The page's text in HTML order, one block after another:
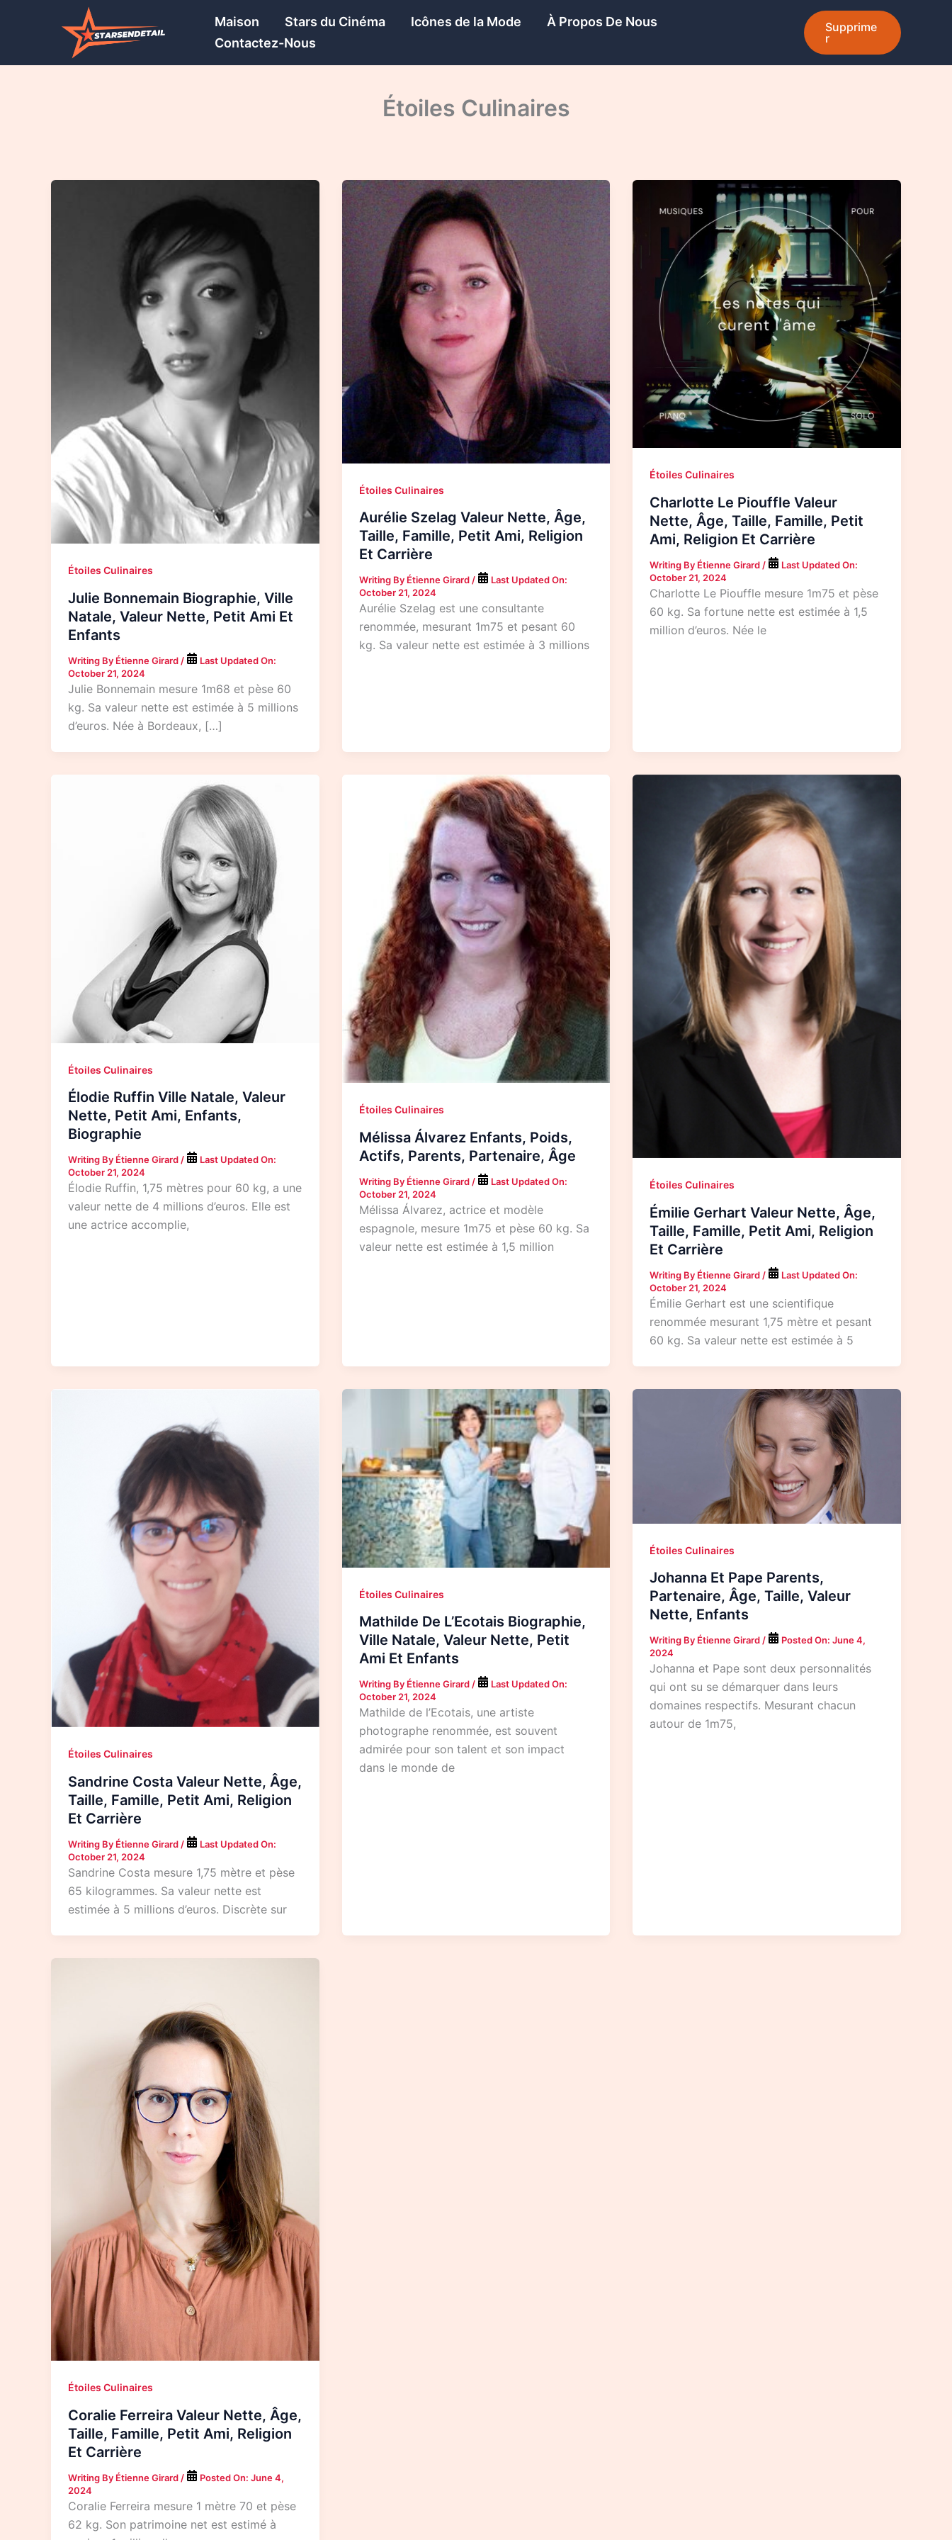
Maison Stars du Cinéma Icônes de la Mode
À Propos De Nous
Contactez-Nous
Supprime
r
Étoiles Culinaires
Étoiles Culinaires
Julie Bonnemain Biographie, Ville
Natale, Valeur Nette, Petit Ami Et
Enfants
Writing By Étienne Girard /
Last Updated On:
October 21, 2024
Julie Bonnemain mesure 1m68 et pèse 60
kg. Sa valeur nette est estimée à 5 millions
d’euros. Née à Bordeaux, […]
Étoiles Culinaires
Aurélie Szelag Valeur Nette, Âge,
Taille, Famille, Petit Ami, Religion
Et Carrière
Writing By Étienne Girard/
Last Updated On:
October 21, 2024
Aurélie Szelag est une consultante
renommée, mesurant 1m75 et pesant 60
kg. Sa valeur nette est estimée à 3 millions
Étoiles Culinaires
Charlotte Le Piouffle Valeur
Nette, Âge, Taille, Famille, Petit
Ami, Religion Et Carrière
Writing By Étienne Girard/
Last Updated On:
October 21, 2024
Charlotte Le Piouffle mesure 1m75 et pèse
60 kg. Sa fortune nette est estimée à 1,5
million d’euros. Née le
Étoiles Culinaires
Élodie Ruffin Ville Natale, Valeur
Nette, Petit Ami, Enfants,
Biographie
Writing By Étienne Girard/
Last Updated On:
October 21, 2024
Élodie Ruffin, 1,75 mètres pour 60 kg, a une
valeur nette de 4 millions d’euros. Elle est
une actrice accomplie,
Étoiles Culinaires
Mélissa Álvarez Enfants, Poids,
Actifs, Parents, Partenaire, Âge
Writing By Étienne Girard /
Last Updated On:
October 21, 2024
Mélissa Álvarez, actrice et modèle
espagnole, mesure 1m75 et pèse 60 kg. Sa
valeur nette est estimée à 1,5 million
Étoiles Culinaires
Émilie Gerhart Valeur Nette, Âge,
Taille, Famille, Petit Ami, Religion
Et Carrière
Writing By Étienne Girard/
Last Updated On:
October 21, 2024
Émilie Gerhart est une scientifique
renommée mesurant 1,75 mètre et pesant
60 kg. Sa valeur nette est estimée à 5
Étoiles Culinaires
Sandrine Costa Valeur Nette, Âge,
Taille, Famille, Petit Ami, Religion
Et Carrière
Writing By Étienne Girard/
Last Updated On:
October 21, 2024
Sandrine Costa mesure 1,75 mètre et pèse
65 kilogrammes. Sa valeur nette est
estimée à 5 millions d’euros. Discrète sur
Étoiles Culinaires
Mathilde De L’Ecotais Biographie,
Ville Natale, Valeur Nette, Petit
Ami Et Enfants
Writing By Étienne Girard/
Last Updated On:
October 21, 2024
Mathilde de l’Ecotais, une artiste
photographe renommée, est souvent
admirée pour son talent et son impact
dans le monde de
Étoiles Culinaires
Johanna Et Pape Parents,
Partenaire, Âge, Taille, Valeur
Nette, Enfants
Writing By Étienne Girard/ Posted On:June 4,
2024
Johanna et Pape sont deux personnalités
qui ont su se démarquer dans leurs
domaines respectifs. Mesurant chacun
autour de 1m75,
Étoiles Culinaires
Coralie Ferreira Valeur Nette, Âge,
Taille, Famille, Petit Ami, Religion
Et Carrière
Writing By Étienne Girard / Posted On: June 4,
2024
Coralie Ferreira mesure 1 mètre 70 et pèse
62 kg. Son patrimoine net est estimé à